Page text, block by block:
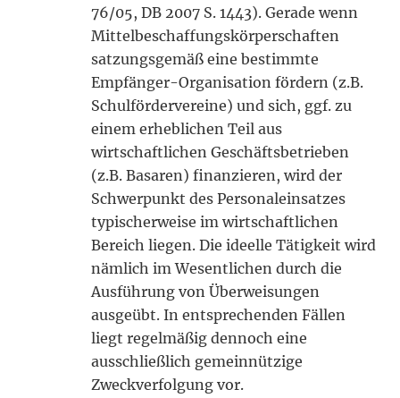
76/05, DB 2007 S. 1443). Gerade wenn
Mittelbeschaffungskörperschaften
satzungsgemäß eine bestimmte
Empfänger-Organisation fördern (z.B.
Schulfördervereine) und sich, ggf. zu
einem erheblichen Teil aus
wirtschaftlichen Geschäftsbetrieben
(z.B. Basaren) finanzieren, wird der
Schwerpunkt des Personaleinsatzes
typischerweise im wirtschaftlichen
Bereich liegen. Die ideelle Tätigkeit wird
nämlich im Wesentlichen durch die
Ausführung von Überweisungen
ausgeübt. In entsprechenden Fällen
liegt regelmäßig dennoch eine
ausschließlich gemeinnützige
Zweckverfolgung vor.